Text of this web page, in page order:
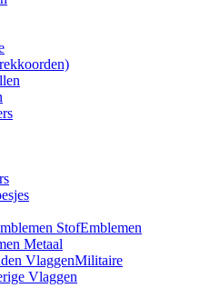
StofEmblemen
Metaal
VlaggenMilitaire
Vlaggen